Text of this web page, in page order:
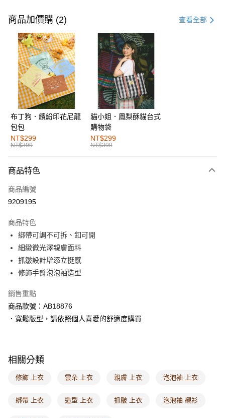
信用卡一次付款
購物金
超商取貨付款
LINE Pay
街口支付
運送方式
全家取貨付款
每筆NT$60，滿NT$1,000(含以上)免運費
付款後全家取貨
萊爾富取貨付款
付款後萊爾富取貨
每筆NT$60，滿NT$1,000(含以上)免運費
7-11取貨付款
每筆NT$60，滿NT$1,000(含以上)免運費
付款後7-11取貨
每筆NT$60，滿NT$1,000(含以上)免運費
付款後門市自取
每筆NT$60，滿NT$1,000(含以上)免運費
商品加價購 (2) 查看全部
布丁狗．繽紛印花尼龍
包包
NT$299
NT$399
貓小姐．鳳梨酥貓台式
購物袋
NT$299
NT$399
商品特色
商品編號
9209195
商品特色
綁帶可調不可拆、釦可開
細緻微光澤親膚面料
抓皺設計增添立挺感
修飾手臂泡泡袖造型
銷售重點
商品款號：AB18876
．寬鬆版型，請依照個人喜愛的舒適度購買
相關分類
修飾 上衣 雲朵 上衣 親膚 上衣 泡泡袖 上衣
綁帶 上衣 造型 上衣 抓皺 上衣 泡泡袖 襯衫